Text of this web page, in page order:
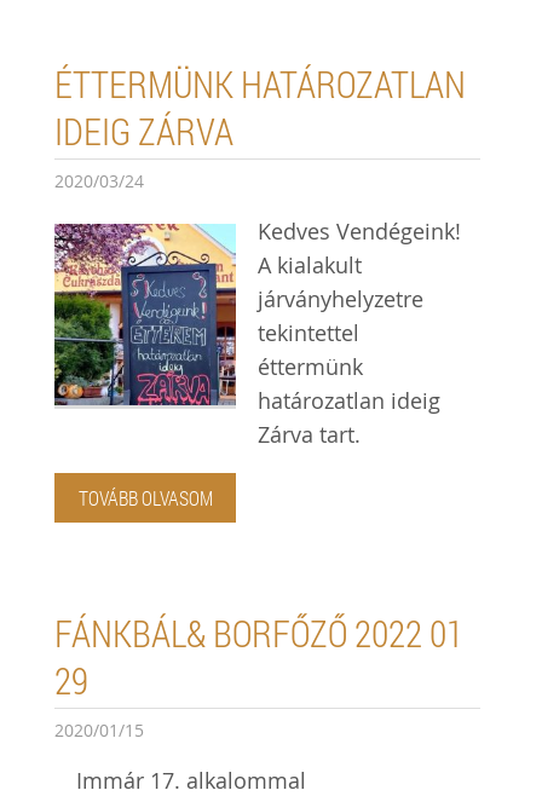
ÉTTERMÜNK HATÁROZATLAN
IDEIG ZÁRVA
2020/03/24
Kedves Vendégeink!
A kialakult
járványhelyzetre
tekintettel
éttermünk
határozatlan ideig
Zárva tart.
TOVÁBB OLVASOM
FÁNKBÁL& BORFŐZŐ 2022 01
29
2020/01/15
Immár 17. alkalommal